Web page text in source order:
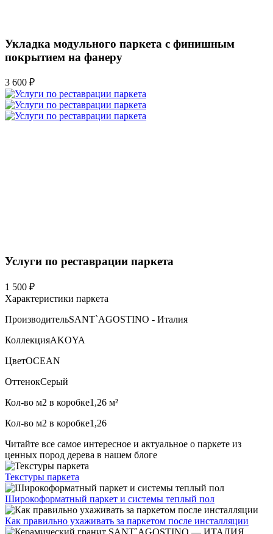
Укладка модульного паркета с финишным
покрытием на фанеру
3 600 ₽
Услуги по реставрации паркета
1 500 ₽
Характеристики паркета
ПроизводительSANT`AGOSTINO - Италия
КоллекцияAKOYA
ЦветOCEAN
ОттенокСерый
Кол-во м2 в коробке1,26 м²
Кол-во м2 в коробке1,26
Читайте все самое интересное и актуальное о паркете из
ценных пород дерева в нашем блоге
Текстуры паркета
Широкоформатный паркет и системы теплый пол
Как правильно ухаживать за паркетом после инсталляции